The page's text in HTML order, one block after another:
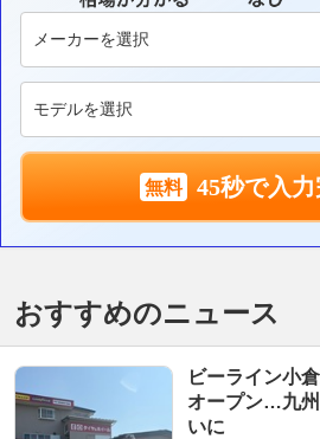
45秒で入力
おすすめのニュース
ビーライン小
オープン…九
いに